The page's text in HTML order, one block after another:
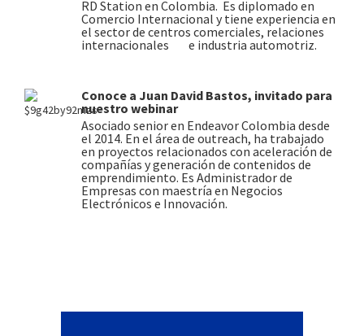
RD Station en Colombia. Es diplomado en
Comercio Internacional y tiene experiencia en
el sector de centros comerciales, relaciones
internacionales e industria automotriz.
Conoce a Juan David Bastos, invitado para
nuestro webinar
Asociado senior en Endeavor Colombia desde
el 2014. En el área de outreach, ha trabajado
en proyectos relacionados con aceleración de
compañías y generación de contenidos de
emprendimiento. Es Administrador de
Empresas con maestría en Negocios
Electrónicos e Innovación.